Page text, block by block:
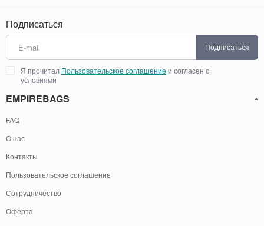
Подписаться
Подписаться
Я прочитал Пользовательское соглашение и согласен с
условиями
EMPIREBAGS
FAQ
О нас
Контакты
Пользовательское соглашение
Сотрудничество
Оферта